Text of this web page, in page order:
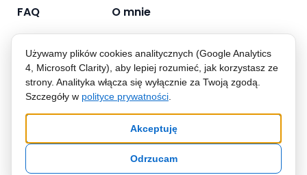
FAQ O mnie
Projekt i realizacja:@we.law.it
© 2026 dr n. med. Karolina Pyziak-Kowalska
Polityka prywatności
Używamy plików cookies analitycznych (Google Analytics
4, Microsoft Clarity), aby lepiej rozumieć, jak korzystasz ze
strony. Analityka włącza się wyłącznie za Twoją zgodą.
Szczegóły w polityce prywatności
Akceptuję
Odrzucam